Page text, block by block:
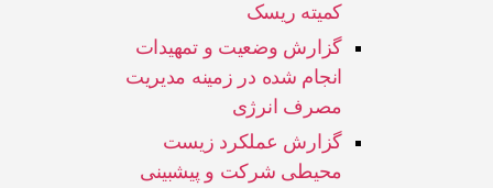
کمیته ریسک
گزارش وضعیت و تمهیدات
انجام شده در زمینه مدیریت
مصرف انرژی
گزارش عملکرد زیست
محیطی شرکت و پیشبینی